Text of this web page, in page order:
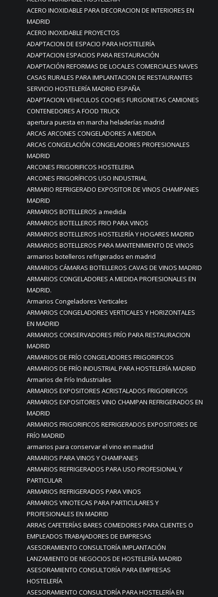
ACERO INOXIDABLE PARA DECORACION DE INTERIORES EN
MADRID
ACERO INOXIDABLE PROYECTOS
ADAPTACION DE ESPACIO PARA HOSTELERÍA
ADAPTACION ESPACIOS PARA RESTAURACIÓN
ADAPTACIÓN REFORMAS DE LOCALES COMERCIALES NAVES
CASAS RURALES PARA IMPLANTACION DE RESTAURANTES
SERVICIO HOSTELERÍA MADRID ESPAÑA
ADAPTACION VEHICULOS COCHES FURGONETAS CAMIONES
CONTENEDORES A FOOD TRUCK
apertura puesta en marcha heladerías madrid
ARCAS ARCONES CONGELADORES A MEDIDA
ARCAS CONGELACIÓN CONGELADORES PROFESIONALES
MADRID
ARCONES FRIGORIFICOS HOSTELERIA
ARCONES FRIGORÍFICOS USO INDUSTRIAL
ARMARIO REFRIGERADO EXPOSITOR DE VINOS CHAMPANES
MADRID
ARMARIOS BOTELLEROS a medida
ARMARIOS BOTELLEROS FRIO PARA VINOS
ARMARIOS BOTELLEROS HOSTELERÍA Y HOGARES MADRID
ARMARIOS BOTELLEROS PARA MANTENIMIENTO DE VINOS
armarios botelleros refrigerados en madrid
ARMARIOS CÁMARAS BOTELLEROS CAVAS DE VINOS MADRID
ARMARIOS CONGELADORES A MEDIDA PROFESIONALES EN
MADRID.
Armarios Congeladores Verticales
ARMARIOS CONGELADORES VERTICALES Y HORIZONTALES
EN MADRID
ARMARIOS CONSERVADORES FRÍO PARA RESTAURACION
MADRID
ARMARIOS DE FRÍO CONGELADORES FRIGORIFICOS
ARMARIOS DE FRÍO INDUSTRIAL PARA HOSTELERÍA MADRID
Armarios de Frío Industriales
ARMARIOS EXPOSITORES ACRISTALADOS FRIGORIFICOS
ARMARIOS EXPOSITORES VINO CHAMPAN REFRIGERADOS EN
MADRID
ARMARIOS FRIGORIFICOS REFRIGERADOS EXPOSITORES DE
FRÍO MADRID
armarios para conservar el vino en madrid
ARMARIOS PARA VINOS Y CHAMPANES
ARMARIOS REFRIGERADOS PARA USO PROFESIONAL Y
PARTICULAR
ARMARIOS REFRIGERADOS PARA VINOS
ARMARIOS VINOTECAS PARA PARTICULARES Y
PROFESIONALES EN MADRID
ARRAS CAFETERÍAS BARES COMEDORES PARA CLIENTES O
EMPLEADOS TRABAJADORES DE EMPRESAS
ASESORAMIENTO CONSULTORÍA IMPLANTACIÓN
LANZAMIENTO DE NEGOCIOS DE HOSTELERÍA MADRID
ASESORAMIENTO CONSULTORÍA PARA EMPRESAS
HOSTELERÍA
ASESORAMIENTO CONSULTORÍA PARA HOSTELERÍA EN